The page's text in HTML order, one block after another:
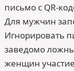
письмо с QR-
Для мужчин
Игнорировать
заведомо
женщин